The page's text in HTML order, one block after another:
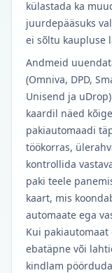
külastada ka
juurdepääsuks
ei sõltu kaupluse
Andmeid
(Omniva, DPD,
Unisend ja
kaardil näed
pakiautomaadi
töökorras,
kontrollida
paki teele
kaart, mis
automaate ega
Kui
ebatäpne või
kindlam